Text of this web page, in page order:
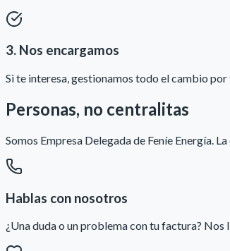
3. Nos encargamos
Si te interesa, gestionamos todo el cambio por
Personas, no centralitas
Somos Empresa Delegada de Feníe Energía.
Hablas con nosotros
¿Una duda o un problema con tu factura?